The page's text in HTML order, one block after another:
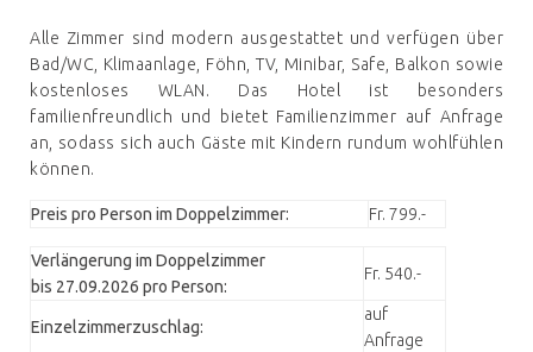
Alle Zimmer sind modern ausgestattet und verfügen über
Bad/WC, Klimaanlage, Föhn, TV, Minibar, Safe, Balkon sowie
kostenloses WLAN. Das Hotel ist besonders
familienfreundlich und bietet Familienzimmer auf Anfrage
an, sodass sich auch Gäste mit Kindern rundum wohlfühlen
können.
Preis pro Person im Doppelzimmer: Fr. 799.-
Verlängerung im Doppelzimmer
bis 27.09.2026 pro Person:
Fr. 540.-
Einzelzimmerzuschlag:
auf
Anfrage